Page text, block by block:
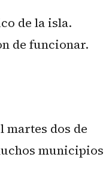
de la isla.
de funcionar.
martes dos de
municipios